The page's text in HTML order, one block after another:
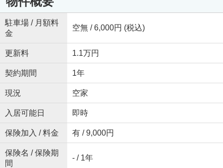
駐車場 / 月額料
金
空無 / 6,000円 (税込)
更新料 1.1万円
契約期間 1年
現況 空家
入居可能日 即時
保険加入 / 料金 有 / 9,000円
保険名 / 保険期
間
- / 1年